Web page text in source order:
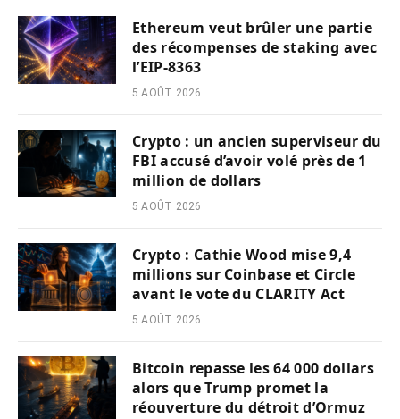
Ethereum veut brûler une partie
des récompenses de staking avec
l’EIP-8363
5 AOÛT 2026
Crypto : un ancien superviseur du
FBI accusé d’avoir volé près de 1
million de dollars
5 AOÛT 2026
Crypto : Cathie Wood mise 9,4
millions sur Coinbase et Circle
avant le vote du CLARITY Act
5 AOÛT 2026
Bitcoin repasse les 64 000 dollars
alors que Trump promet la
réouverture du détroit d’Ormuz